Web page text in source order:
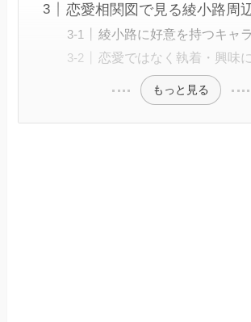
恋愛相関図で見る綾小路周
綾小路に好意を持つキャラ
恋愛ではなく執着・興味
もっと見る